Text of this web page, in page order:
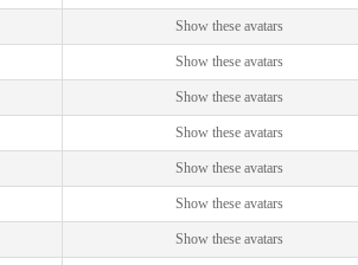
Show these avatars
Show these avatars
Show these avatars
Show these avatars
Show these avatars
Show these avatars
Show these avatars